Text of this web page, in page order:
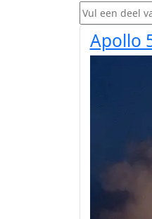
Vul een deel
Apollo